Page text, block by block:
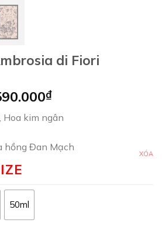
di Fiori
₫Khoảng
giá:
từ
đến
Hoa kim ngân
hồng Đan Mạch
50ml
XÓA